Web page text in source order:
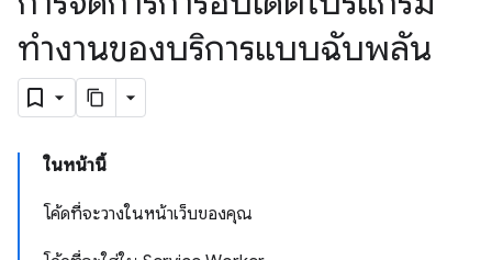
ทำงานของบริการแบบฉับพลัน
ในหน้านี้
โค้ดที่จะวางในหน้าเว็บของคุณ